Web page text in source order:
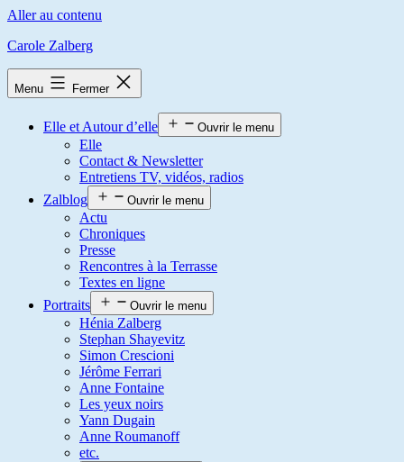
Aller au contenu
Carole Zalberg
Menu Fermer
Elle et Autour d’elle Ouvrir le menu
Elle
Contact & Newsletter
Entretiens TV, vidéos, radios
Zalblog
Ouvrir le menu
Actu
Chroniques
Presse
Rencontres à la Terrasse
Textes en ligne
Portraits
Ouvrir le menu
Hénia Zalberg
Stephan Shayevitz
Simon Crescioni
Jérôme Ferrari
Anne Fontaine
Les yeux noirs
Yann Dugain
Anne Roumanoff
etc.